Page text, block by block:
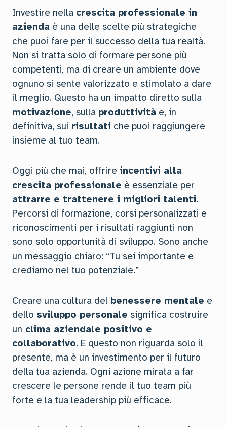
Investire nella crescita professionale in
azienda è una delle scelte più strategiche
che puoi fare per il successo della tua realtà.
Non si tratta solo di formare persone più
competenti, ma di creare un ambiente dove
ognuno si sente valorizzato e stimolato a dare
il meglio. Questo ha un impatto diretto sulla
motivazione, sulla produttività e, in
definitiva, sui risultati che puoi raggiungere
insieme al tuo team.
Oggi più che mai, offrire incentivi alla
crescita professionale è essenziale per
attrarre e trattenere i migliori talenti.
Percorsi di formazione, corsi personalizzati e
riconoscimenti per i risultati raggiunti non
sono solo opportunità di sviluppo. Sono anche
un messaggio chiaro: “Tu sei importante e
crediamo nel tuo potenziale.”
Creare una cultura del benessere mentale e
dello sviluppo personale significa costruire
un clima aziendale positivo e
collaborativo. E questo non riguarda solo il
presente, ma è un investimento per il futuro
della tua azienda. Ogni azione mirata a far
crescere le persone rende il tuo team più
forte e la tua leadership più efficace.